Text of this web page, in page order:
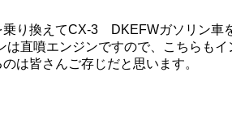
り換えてCX-3 DKEFWガソリン車
は直噴エンジンですので、こちらもイ
は皆さんご存じだと思います。